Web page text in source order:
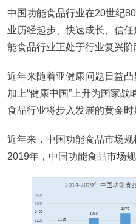
中国功能食品行业在20世纪
业历经起步、快速成长、信
能食品行业正处于行业复兴阶
近年来随着亚健康问题日益
加上“健康中国”上升为国家
食品行业将步入发展的黄金时
近年来，中国功能食品市场规
2019年，中国功能食品市场